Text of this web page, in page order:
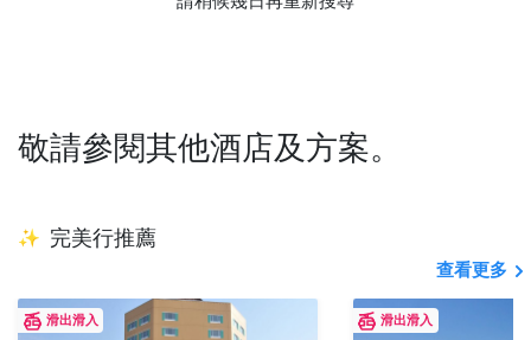
敬請參閱其他酒店及方案。
✨ 完美行推薦
查看更多
滑出滑入 滑出滑入